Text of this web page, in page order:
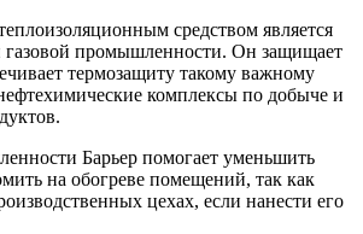
средством является
газовой промышленности. Он защищает
термозащиту такому важному
комплексы по добыче и
Барьер помогает уменьшить
на обогреве помещений, так как
цехах, если нанести его